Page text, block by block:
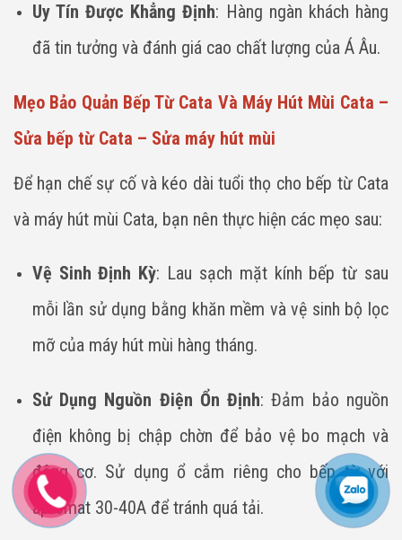
Uy Tín Được Khẳng Định: Hàng ngàn khách hàng
đã tin tưởng và đánh giá cao chất lượng của Á Âu.
Mẹo Bảo Quản Bếp Từ Cata Và Máy Hút Mùi Cata –
Sửa bếp từ Cata – Sửa máy hút mùi
Để hạn chế sự cố và kéo dài tuổi thọ cho bếp từ Cata
và máy hút mùi Cata, bạn nên thực hiện các mẹo sau:
Vệ Sinh Định Kỳ: Lau sạch mặt kính bếp từ sau
mỗi lần sử dụng bằng khăn mềm và vệ sinh bộ lọc
mỡ của máy hút mùi hàng tháng.
Sử Dụng Nguồn Điện Ổn Định: Đảm bảo nguồn
điện không bị chập chờn để bảo vệ bo mạch và
động cơ. Sử dụng ổ cắm riêng cho bếp từ với
aptomat 30-40A để tránh quá tải.